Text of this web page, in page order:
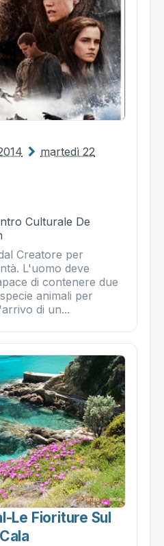
martedì 22
Culturale De
Creatore per
L'uomo deve
di contenere due
animali per
di un...
Le Fioriture Sul